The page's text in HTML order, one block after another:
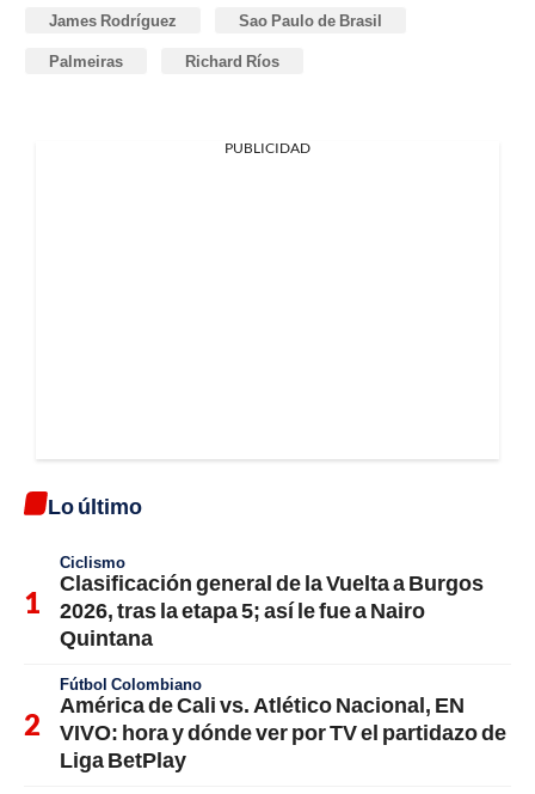
James Rodríguez Sao Paulo de Brasil
Palmeiras Richard Ríos
PUBLICIDAD
Lo último
Ciclismo
Clasificación general de la Vuelta a Burgos
2026, tras la etapa 5; así le fue a Nairo
Quintana
Fútbol Colombiano
América de Cali vs. Atlético Nacional, EN
VIVO: hora y dónde ver por TV el partidazo de
Liga BetPlay